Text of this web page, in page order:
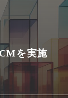
arrow_right_alt
を実施